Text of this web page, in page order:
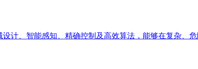
计、智能感知、精确控制及高效算法，能够在复杂、危